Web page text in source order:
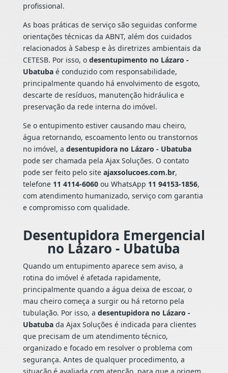
profissional.
As boas práticas de serviço são seguidas conforme
orientações técnicas da ABNT, além dos cuidados
relacionados à Sabesp e às diretrizes ambientais da
CETESB. Por isso, o desentupimento no Lázaro -
Ubatubaé conduzido com responsabilidade,
principalmente quando há envolvimento de esgoto,
descarte de resíduos, manutenção hidráulica e
preservação da rede interna do imóvel.
Se o entupimento estiver causando mau cheiro,
água retornando, escoamento lento ou transtornos
no imóvel, a desentupidora no Lázaro - Ubatuba
pode ser chamada pela Ajax Soluções. O contato
pode ser feito pelo site ajaxsolucoes.com.br,
telefone 11 4114-6060ou WhatsApp 11 94153-1856,
com atendimento humanizado, serviço com garantia
e compromisso com qualidade.
Desentupidora Emergencial
no Lázaro - Ubatuba
Quando um entupimento aparece sem aviso, a
rotina do imóvel é afetada rapidamente,
principalmente quando a água deixa de escoar, o
mau cheiro começa a surgir ou há retorno pela
tubulação. Por isso, a desentupidora no Lázaro -
Ubatubada Ajax Soluções é indicada para clientes
que precisam de um atendimento técnico,
organizado e focado em resolver o problema com
segurança. Antes de qualquer procedimento, a
situação é avaliada com atenção, para que a origem